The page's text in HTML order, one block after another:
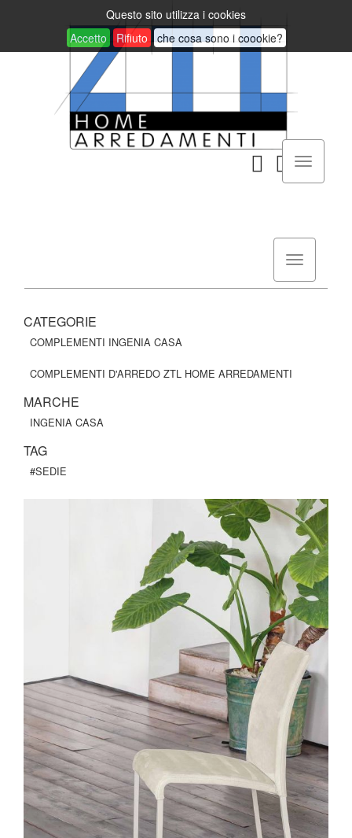
Questo sito utilizza i cookies
Accetto
Rifiuto che cosa sono i coookie?
CATEGORIE
COMPLEMENTI INGENIA CASA
COMPLEMENTI D'ARREDO ZTL HOME ARREDAMENTI
MARCHE
INGENIA CASA
TAG
#SEDIE